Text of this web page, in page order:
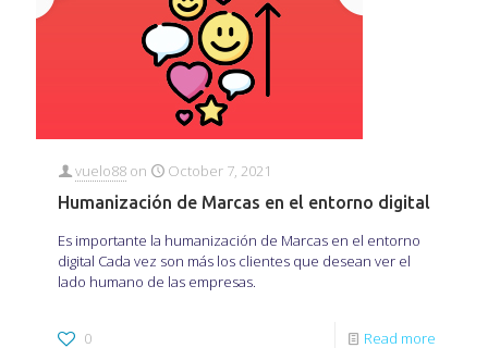
vuelo88 on
October 7, 2021
Humanización de Marcas en el entorno digital
Es importante la humanización de Marcas en el entorno
digital Cada vez son más los clientes que desean ver el
lado humano de las empresas.
0 Read more